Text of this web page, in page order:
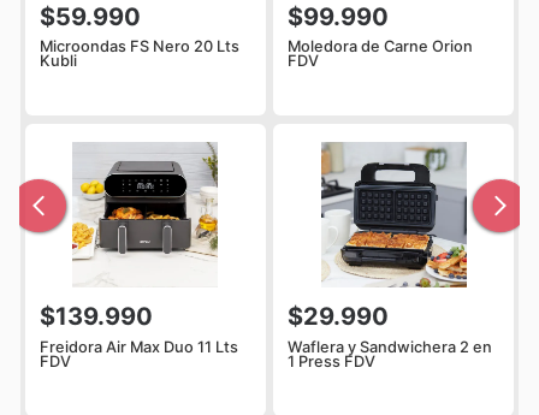
$59.990
Microondas FS Nero 20 Lts
Kubli
$99.990
Moledora de Carne Orion
FDV
$139.990
Freidora Air Max Duo 11 Lts
FDV
$29.990
Waflera y Sandwichera 2 en
1 Press FDV